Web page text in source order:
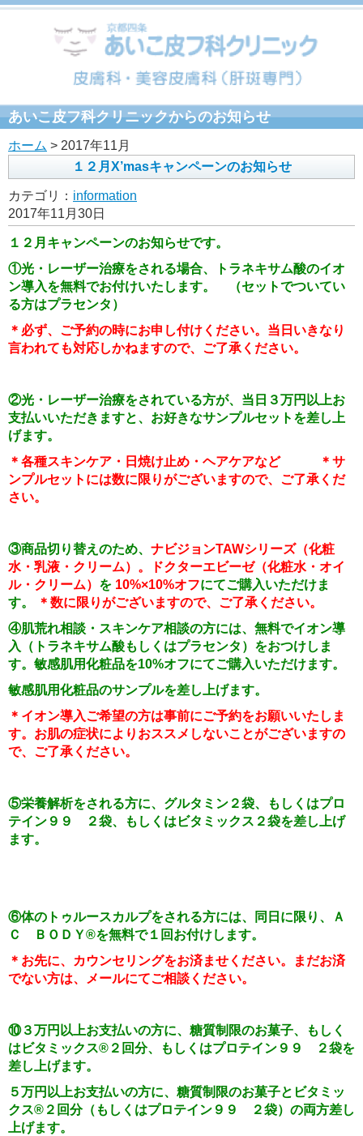
あいこ皮フ科クリニックからのお知らせ
ホーム > 2017年11月
１２月X’masキャンペーンのお知らせ
カテゴリ： information
2017年11月30日
１２月キャンペーンのお知らせです。
①光・レーザー治療をされる場合、トラネキサム酸のイオ
ン導入を無料でお付けいたします。
（セットでついてい
る方はプラセンタ）
＊必ず、ご予約の時にお申し付けください。当日いきなり
言われても対応しかねますので、ご了承ください。
②光・レーザー治療をされている方が、当日３万円以上お
支払いいただきますと、お好きなサンプルセットを差し上
げます。
＊各種スキンケア・日焼け止め・ヘアケアなど
＊サ
ンプルセットには数に限りがございますので、ご了承くだ
さい。
③商品切り替えのため、 ナビジョンTAWシリーズ（化粧
水・乳液・クリーム）。ドクターエビーゼ（化粧水・オイ
ル・クリーム） を 10%×10%オフにてご購入いただけま
す。
＊数に限りがございますので、ご了承ください。
④肌荒れ相談・スキンケア相談の方には、無料でイオン導
入（トラネキサム酸もしくはプラセンタ）をおつけしま
す。 敏感肌用化粧品を10%オフにてご購入いただけます。
敏感肌用化粧品のサンプルを差し上げます。
＊イオン導入ご希望の方は事前にご予約をお願いいたしま
す。お肌の症状によりおススメしないことがございますの
で、ご了承ください。
⑤栄養解析をされる方に、グルタミン２袋、もしくはプロ
テイン９９ ２袋、もしくはビタミックス２袋を差し上げ
ます。
⑥体のトゥルースカルプをされる方には、同日に限り、Ａ
Ｃ ＢＯＤＹ®を無料で１回お付けします。
＊お先に、カウンセリングをお済ませください。まだお済
でない方は、メールにてご相談ください。
⑩３万円以上お支払いの方に、糖質制限のお菓子、もしく
はビタミックス® ２回分、もしくはプロテイン９９ ２袋を
差し上げます。
５万円以上お支払いの方に、糖質制限のお菓子とビタミッ
クス® ２回分（もしくはプロテイン９９ ２袋）の両方差し
上げます。